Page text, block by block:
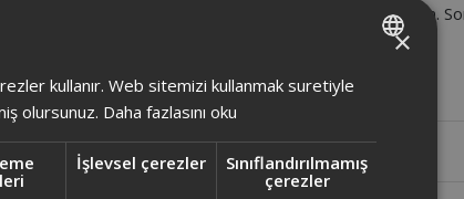
su ve yumuşak bezle yıkayın. İyice durulayıp kurutun.
mudur?
TURKISH
×
kullanır. Web sitemizi kullanmak suretiyle
olursunuz. Daha fazlasını oku
İşlevsel çerezler
Sınıflandırılmamış
çerezler